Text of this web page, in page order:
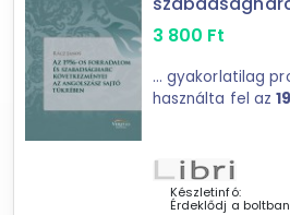
3 800 Ft
... gyakorlatilag
használta fel az
döntően az
forradalom és
Készletinfó:
Érdeklődj a